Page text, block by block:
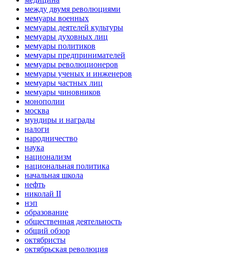
между двумя революциями
мемуары военных
мемуары деятелей культуры
мемуары духовных лиц
мемуары политиков
мемуары предпринимателей
мемуары революционеров
мемуары ученых и инженеров
мемуары частных лиц
мемуары чиновников
монополии
москва
мундиры и награды
налоги
народничество
наука
национализм
национальная политика
начальная школа
нефть
николай II
нэп
образование
общественная деятельность
общий обзор
октябристы
октябрьская революция